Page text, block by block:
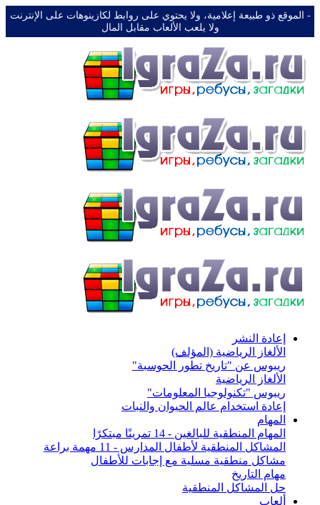
-️ الموقع ذو طبيعة إعلامية، ولا يحتوي على روابط لكازينوهات على الإنترنت
ولا يلعب الألعاب مقابل المال
إعادة النشر
الألغاز الرياضية (المؤلف)
ريبوس عن "تاريخ تطور الحوسبة"
الألغاز الرياضية
ريبوس "تكنولوجيا المعلومات"
إعادة استخدام عالم الحيوان والنبات
المهام
المهام المنطقية للبالغين - 14 تمرينًا مبتكرًا
المشاكل المنطقية لأطفال المدارس - 11 مهمة براعة
مشاكل منطقية مسلية مع إجابات للأطفال
مهام التاريخ
حل المشاكل المنطقية
ألعاب